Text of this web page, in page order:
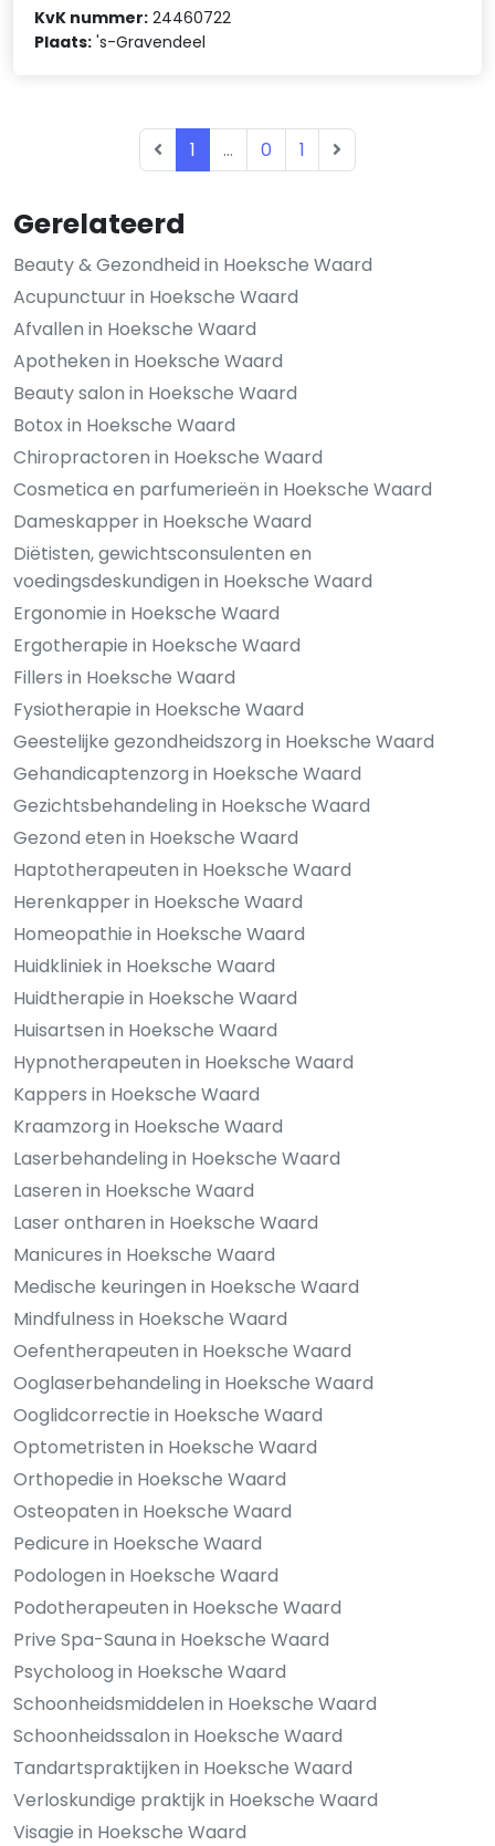
Gerelateerd
Beauty & Gezondheid in Hoeksche Waard
Acupunctuur in Hoeksche Waard
Afvallen in Hoeksche Waard
Apotheken in Hoeksche Waard
Beauty salon in Hoeksche Waard
Botox in Hoeksche Waard
Chiropractoren in Hoeksche Waard
Cosmetica en parfumerieën in Hoeksche Waard
Dameskapper in Hoeksche Waard
Diëtisten, gewichtsconsulenten en
voedingsdeskundigen in Hoeksche Waard
Ergonomie in Hoeksche Waard
Ergotherapie in Hoeksche Waard
Fillers in Hoeksche Waard
Fysiotherapie in Hoeksche Waard
Geestelijke gezondheidszorg in Hoeksche Waard
Gehandicaptenzorg in Hoeksche Waard
Gezichtsbehandeling in Hoeksche Waard
Gezond eten in Hoeksche Waard
Haptotherapeuten in Hoeksche Waard
Herenkapper in Hoeksche Waard
Homeopathie in Hoeksche Waard
Huidkliniek in Hoeksche Waard
Huidtherapie in Hoeksche Waard
Huisartsen in Hoeksche Waard
Hypnotherapeuten in Hoeksche Waard
Kappers in Hoeksche Waard
Kraamzorg in Hoeksche Waard
Laserbehandeling in Hoeksche Waard
Laseren in Hoeksche Waard
Laser ontharen in Hoeksche Waard
Manicures in Hoeksche Waard
Medische keuringen in Hoeksche Waard
Mindfulness in Hoeksche Waard
Oefentherapeuten in Hoeksche Waard
Ooglaserbehandeling in Hoeksche Waard
Ooglidcorrectie in Hoeksche Waard
Optometristen in Hoeksche Waard
Orthopedie in Hoeksche Waard
Osteopaten in Hoeksche Waard
Pedicure in Hoeksche Waard
Podologen in Hoeksche Waard
Podotherapeuten in Hoeksche Waard
Prive Spa-Sauna in Hoeksche Waard
Psycholoog in Hoeksche Waard
Schoonheidsmiddelen in Hoeksche Waard
Schoonheidssalon in Hoeksche Waard
Tandartspraktijken in Hoeksche Waard
Verloskundige praktijk in Hoeksche Waard
Visagie in Hoeksche Waard
KvK nummer: 24460722
Plaats: 's-Gravendeel
1 ... 0 1